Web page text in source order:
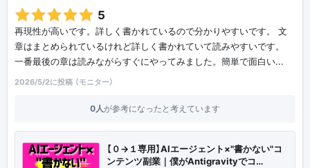
5
再現性が高いです。詳しく書かれているので分かりやすいです。 文
章はまとめられているけれど詳しく書かれていて読みやすいです。
一番最後の章は読みながらすぐにやってみました。簡単で面白い...
2026/5/2に投稿 （モニター）
0人が参考になったと考えています
【０→１専用】AIエージェント×"書かない"コ
ンテンツ副業｜僕がAntigravityでコ…